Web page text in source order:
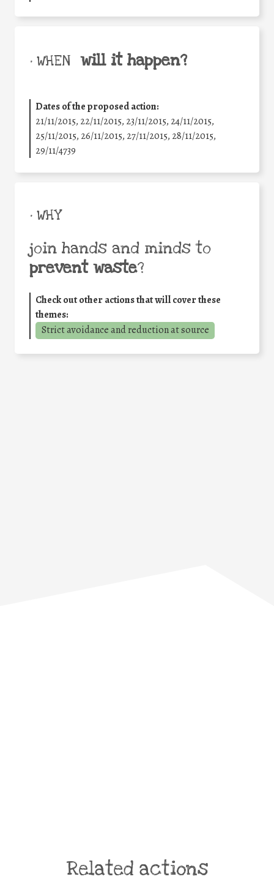
• WHEN will it happen?
Dates of the proposed action:
21/11/2015, 22/11/2015, 23/11/2015, 24/11/2015,
25/11/2015, 26/11/2015, 27/11/2015, 28/11/2015,
29/11/4739
• WHY
join hands and minds to
prevent waste?
Check out other actions that will cover these
themes:
Strict avoidance and reduction at source
Related actions